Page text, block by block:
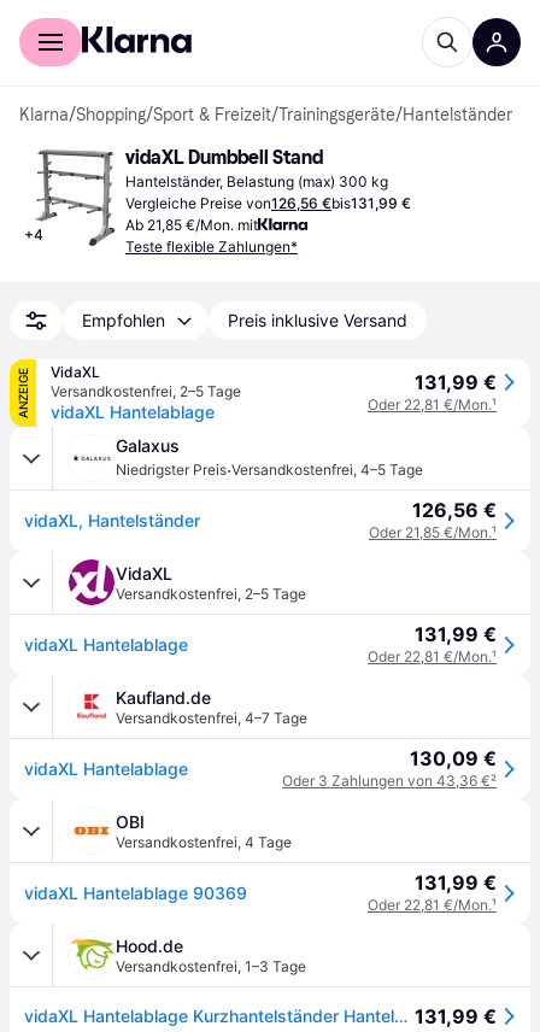
Für Shopper
Klarna/Shopping/Sport & Freizeit/Trainingsgeräte/Hantelständer
+4
vidaXL Dumbbell Stand
Hantelständer, Belastung (max) 300 kg
Vergleiche Preise von126,56 €bis131,99 €
Ab 21,85 €/Mon. mit
Teste flexible Zahlungen*
Empfohlen Preis inklusive Versand
ANZEIGE
VidaXL
Versandkostenfrei, 2–5 Tage
vidaXL Hantelablage
131,99 €
Oder 22,81 €/Mon.¹
Galaxus
Niedrigster Preis·Versandkostenfrei, 4–5 Tage
vidaXL, Hantelständer 126,56 €
Oder 21,85 €/Mon.¹
VidaXL
Versandkostenfrei, 2–5 Tage
vidaXL Hantelablage 131,99 €
Oder 22,81 €/Mon.¹
Kaufland.de
Versandkostenfrei, 4–7 Tage
vidaXL Hantelablage 130,09 €
Oder 3 Zahlungen von 43,36 €²
OBI
Versandkostenfrei, 4 Tage
vidaXL Hantelablage 90369 131,99 €
Oder 22,81 €/Mon.¹
Hood.de
Versandkostenfrei, 1–3 Tage
vidaXL Hantelablage Kurzhantelständer Hantelständer Scheibenständer Gewichterack 131,99 €